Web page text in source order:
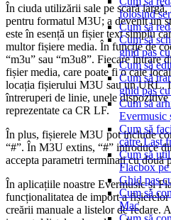
folosind
Cum să
Cum să
ghid pas
Cum să
Cum să
ghid pas
Cum să
Evermusic
Cum să
către
Cum să
Flacbox
Ghid pas
Cum să
Mac
În ciuda utilizării sale pe scară
pentru formatul M3U; a devenit un
este în esență un fișier text simplu
multor fișiere media. În funcție de
“m3u” sau “m3u8”. Fiecare intrare
fișier media, care poate fi o cale
locația fișierului M3U sau un URL.
întreruperi de linie, unele
reprezentate ca CR LF.
În plus, fișierele M3U pot include
“#”. În M3U extins, “#” introduce
accepta parametri terminați cu două
În aplicațiile noastre Evermusic și
funcționalitatea de import a
creării manuale a listelor de redare.